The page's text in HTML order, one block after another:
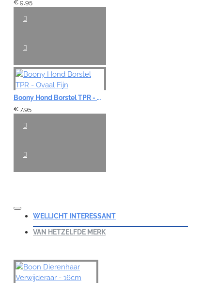
€ 9,95
Boony Hond Borstel TPR - Ovaal Fijn
€ 7,95
WELLICHT INTERESSANT
VAN HETZELFDE MERK